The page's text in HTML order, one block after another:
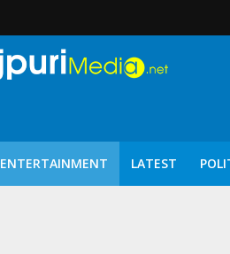
ENTERTAINMENT LATEST